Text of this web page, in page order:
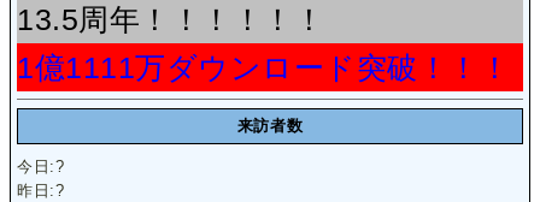
13.5周年！！！！！！
1億1111万ダウンロード突破！！！
来訪者数
今日:?
昨日:?